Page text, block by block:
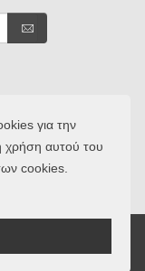
για την
αυτού του
cookies.
ΒΙΒΛΙΑ.
|